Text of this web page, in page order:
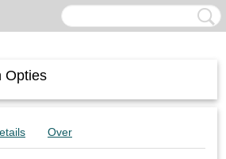
Opties
Over